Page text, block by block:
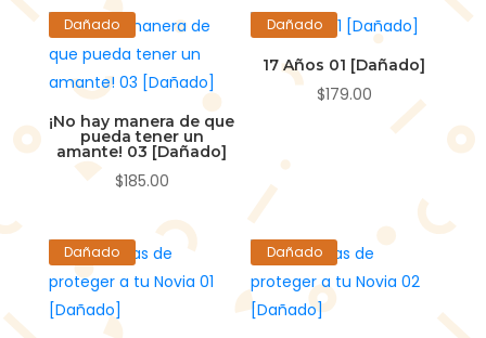
Dañado
¡No hay manera de que
pueda tener un
amante! 03 [Dañado]
$185.00
Dañado
17 Años 01 [Dañado]
$179.00
Dañado Dañado